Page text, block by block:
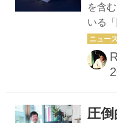
電
ル
ス」
を含
いる
力グ
電力
離に
宝塚
圧